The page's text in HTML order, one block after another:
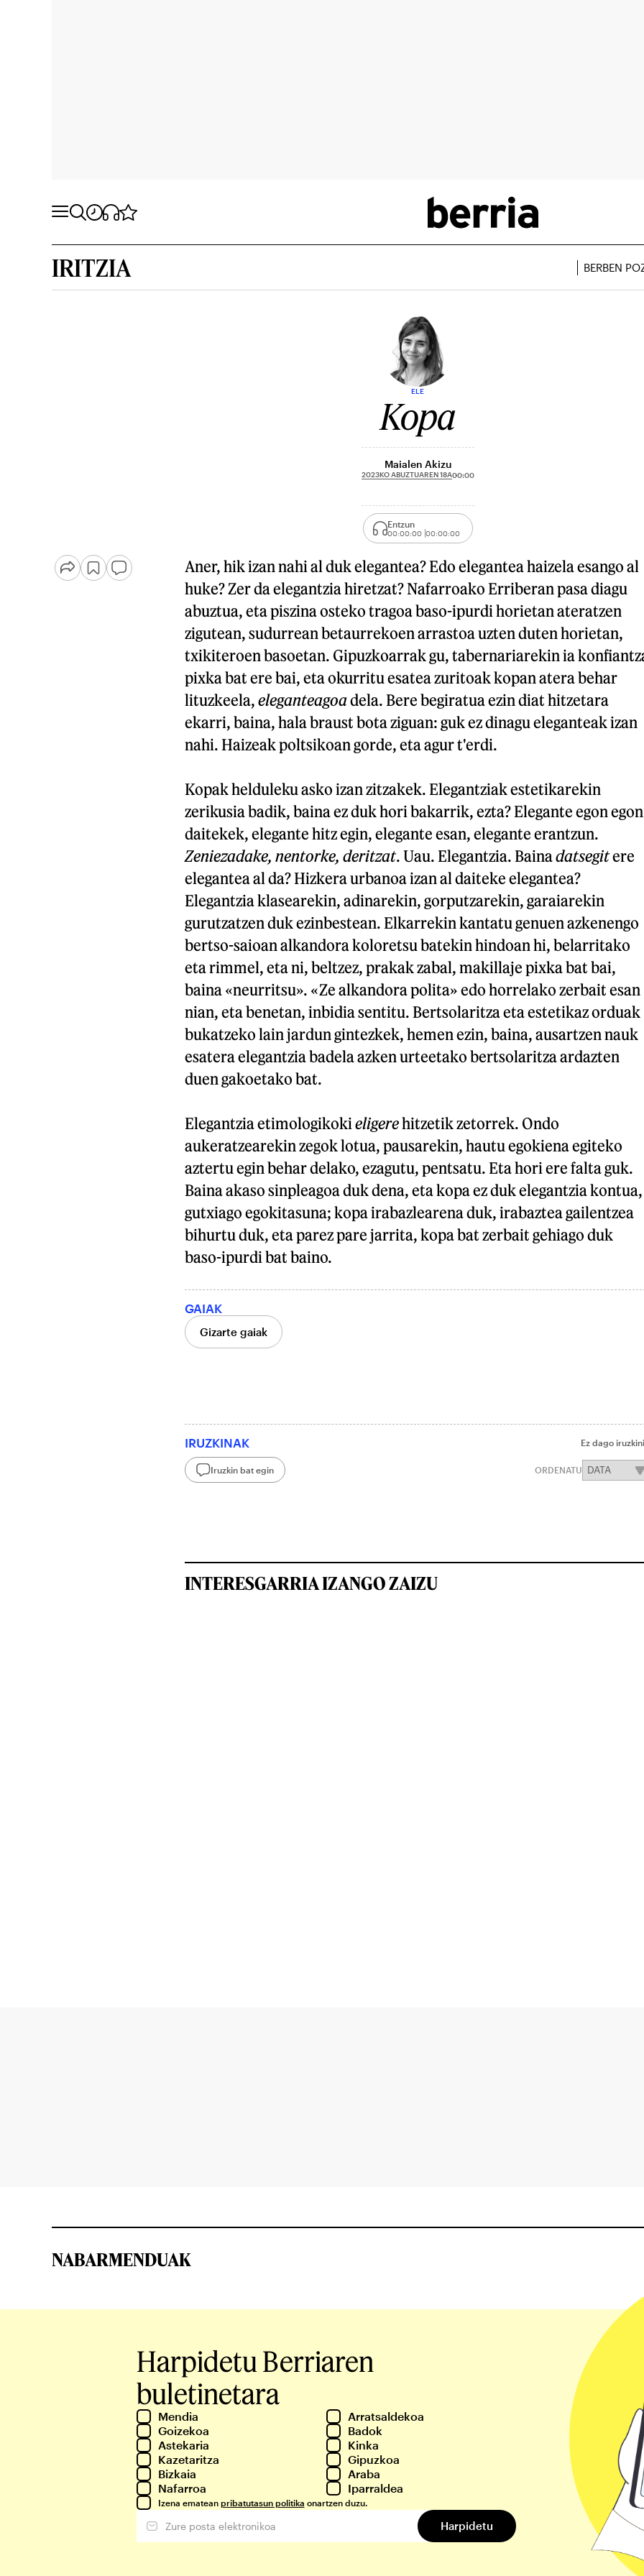
IRITZIA BERBEN
ELE
Kopa
Maialen Akizu
2023KO ABUZTUAREN 18A00:00
Entzun
00:00:00 00:00:00
Aner, hik izan nahi al duk elegantea? Edo elegantea haizela esango al
huke? Zer da elegantzia hiretzat? Nafarroako Erriberan pasa diagu
abuztua, eta piszina osteko tragoa baso-ipurdi horietan ateratzen
zigutean, sudurrean betaurrekoen arrastoa uzten duten horietan,
txikiteroen basoetan. Gipuzkoarrak gu, tabernariarekin ia
pixka bat ere bai, eta okurritu esatea zuritoak kopan atera behar
lituzkeela, eleganteagoadela. Bere begiratua ezin diat hitzetara
ekarri, baina, hala braust bota ziguan: guk ez dinagu eleganteak izan
nahi. Haizeak poltsikoan gorde, eta agur t'erdi.
Kopak helduleku asko izan zitzakek. Elegantziak estetikarekin
zerikusia badik, baina ez duk hori bakarrik, ezta? Elegante egon egon
daitekek, elegante hitz egin, elegante esan, elegante erantzun.
Zeniezadake, nentorke, deritzat. Uau. Elegantzia. Bainadatsegitere
elegantea al da? Hizkera urbanoa izan al daiteke elegantea?
Elegantzia klasearekin, adinarekin, gorputzarekin, garaiarekin
gurutzatzen duk ezinbestean. Elkarrekin kantatu genuen azkenengo
bertso-saioan alkandora koloretsu batekin hindoan hi, belarritako
eta rimmel, eta ni, beltzez, prakak zabal, makillaje pixka bat bai,
baina «neurritsu». «Ze alkandora polita» edo horrelako zerbait esan
nian, eta benetan, inbidia sentitu. Bertsolaritza eta estetikaz orduak
bukatzeko lain jardun gintezkek, hemen ezin, baina, ausartzen nauk
esatera elegantzia badela azken urteetako bertsolaritza ardazten
duen gakoetako bat.
Elegantzia etimologikoki eligerehitzetik zetorrek. Ondo
aukeratzearekin zegok lotua, pausarekin, hautu egokiena egiteko
aztertu egin behar delako, ezagutu, pentsatu. Eta hori ere falta guk.
Baina akaso sinpleagoa duk dena, eta kopa ez duk elegantzia kontua,
gutxiago egokitasuna; kopa irabazlearena duk, irabaztea gailentzea
bihurtu duk, eta parez pare jarrita, kopa bat zerbait gehiago duk
baso-ipurdi bat baino.
GAIAK
Gizarte gaiak
IRUZKINAK Ez dago
Iruzkin bat egin ORDENATU
INTERESGARRIA IZANGO ZAIZU
NABARMENDUAK
Harpidetu Berriaren
buletinetara
Mendia
Arratsaldekoa
Goizekoa
Badok
Astekaria
Kinka
Kazetaritza
Gipuzkoa
Bizkaia
Araba
Nafarroa
Iparraldea
Izena ematean pribatutasun politika onartzen duzu.